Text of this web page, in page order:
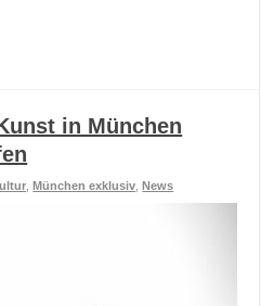
in München
München exklusiv News